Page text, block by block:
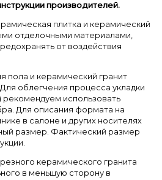
производителей.
плитка и керамический
отделочными материалами,
от воздействия
пола и керамический гранит
облегчения процесса укладки
рекомендуем использовать
Для описания формата на
в салоне и других носителях
размер. Фактический размер
керамического гранита
в меньшую сторону в